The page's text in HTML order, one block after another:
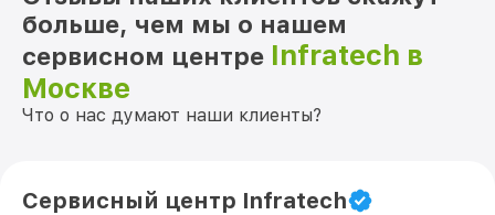
больше, чем мы о нашем
сервисном центре Infratech в
Москве
Что о нас думают наши клиенты?
Сервисный центр Infratech